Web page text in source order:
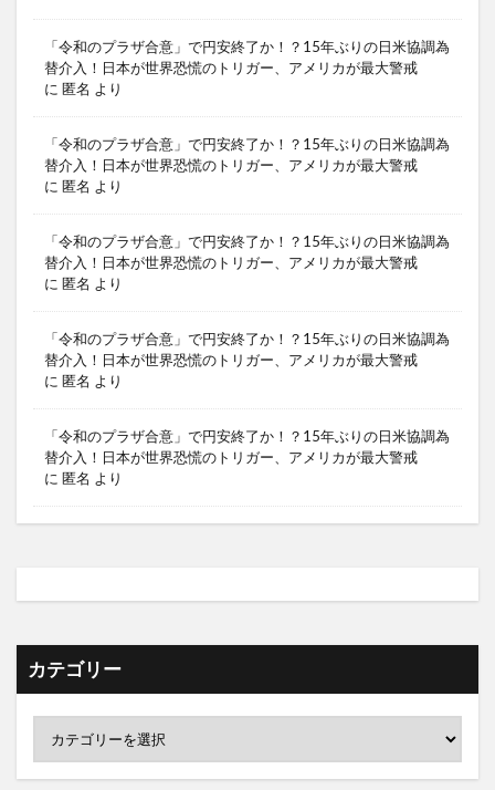
「令和のプラザ合意」で円安終了か！？15年ぶりの日米協調為
替介入！日本が世界恐慌のトリガー、アメリカが最大警戒
に 匿名 より
「令和のプラザ合意」で円安終了か！？15年ぶりの日米協調為
替介入！日本が世界恐慌のトリガー、アメリカが最大警戒
に 匿名 より
「令和のプラザ合意」で円安終了か！？15年ぶりの日米協調為
替介入！日本が世界恐慌のトリガー、アメリカが最大警戒
に 匿名 より
「令和のプラザ合意」で円安終了か！？15年ぶりの日米協調為
替介入！日本が世界恐慌のトリガー、アメリカが最大警戒
に 匿名 より
「令和のプラザ合意」で円安終了か！？15年ぶりの日米協調為
替介入！日本が世界恐慌のトリガー、アメリカが最大警戒
に 匿名 より
カテゴリー